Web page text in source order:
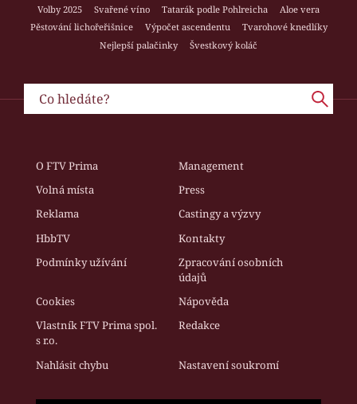
Volby 2025
Svařené víno Tatarák podle Pohlreicha
Aloe vera
Pěstování lichořeřišnice
Výpočet ascendentu
Tvarohové knedlíky
Nejlepší palačinky
Švestkový koláč
O FTV Prima
Management
Volná místa
Press
Reklama
Castingy a výzvy
HbbTV
Kontakty
Podmínky užívání
Zpracování osobních
údajů
Cookies
Nápověda
Vlastník FTV Prima spol.
s r.o.
Redakce
Nahlásit chybu Nastavení soukromí